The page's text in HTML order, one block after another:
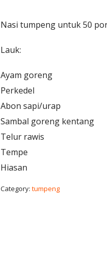
Nasi tumpeng untuk 50
Lauk:
Ayam goreng
Perkedel
Abon sapi/urap
Sambal goreng kentang
Telur rawis
Tempe
Hiasan
Category:tumpeng